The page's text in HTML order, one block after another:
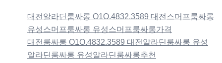
대전알라딘룸싸롱 O1O.4832.3589 대전스머프룸싸롱
유성스머프룸싸롱 유성스머프룸싸롱가격
대전룸싸롱 O1O.4832.3589 대전알라딘룸싸롱 유성
알라딘룸싸롱 유성알라딘룸싸롱추천